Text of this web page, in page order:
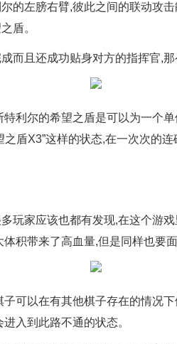
的左膀右臂,彼此之间的联动攻
盾。
而且还成功贴身对方的指挥官,那
利尔的希望之盾是可以为一个
之盾X3”这样的状态,在一次次的
玩家应该也都有发现,在这个游
积带来了高血量,但是同样也要
子可以在有其他棋子存在的情况
入到此路不通的状态。